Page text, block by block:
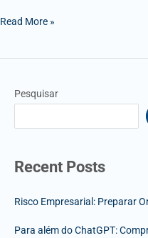
Read More »
Pesquisar
Recent Posts
Risco Empresarial: Preparar
Para além do ChatGPT: